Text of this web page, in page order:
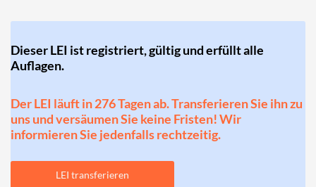
Dieser LEI ist registriert, gültig und erfüllt alle
Auflagen.
Der LEI läuft in 276 Tagen ab. Transferieren Sie ihn zu
uns und versäumen Sie keine Fristen! Wir
informieren Sie jedenfalls rechtzeitig.
LEI transferieren